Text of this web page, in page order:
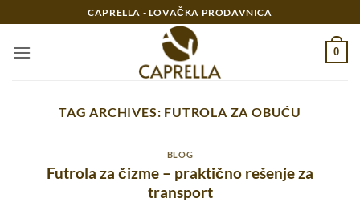
na
sadržaj
CAPRELLA - LOVAČKA PRODAVNICA
0
TAG ARCHIVES: FUTROLA ZA OBUĆU
BLOG
Futrola za čizme – praktično rešenje za
transport